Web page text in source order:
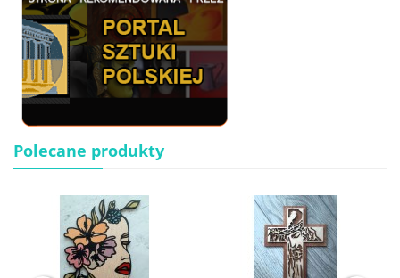
Polecane produkty